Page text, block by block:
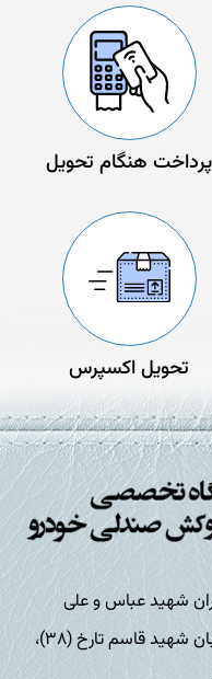
پرداخت هنگام تحویل
تحویل اکسپرس
شهید عباس و علی
فخارنیا(15متری دوم)، خیابان شهید قاسم تارخ (38)،